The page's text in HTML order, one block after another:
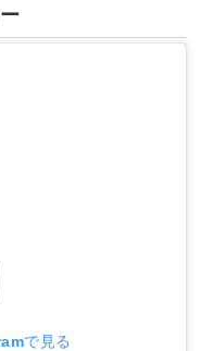
で見る